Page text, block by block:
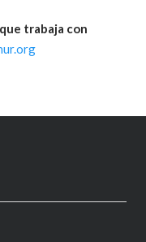
trabaja con